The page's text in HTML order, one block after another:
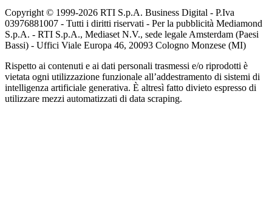
Copyright © 1999-2026 RTI S.p.A. Business Digital - P.Iva
03976881007 - Tutti i diritti riservati - Per la pubblicità Mediamond
S.p.A. - RTI S.p.A., Mediaset N.V., sede legale Amsterdam (Paesi
Bassi) - Uffici Viale Europa 46, 20093 Cologno Monzese (MI)
Rispetto ai contenuti e ai dati personali trasmessi e/o riprodotti è
vietata ogni utilizzazione funzionale all’addestramento di sistemi di
intelligenza artificiale generativa. È altresì fatto divieto espresso di
utilizzare mezzi automatizzati di data scraping.